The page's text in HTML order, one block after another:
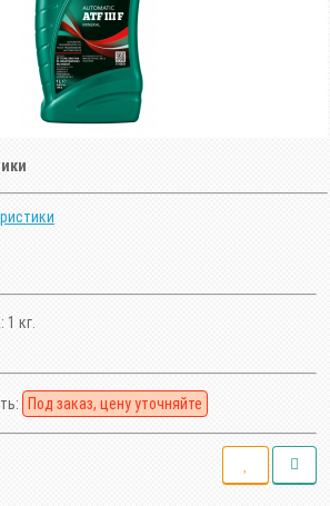
1 кг.
Под заказ, цену уточняйте